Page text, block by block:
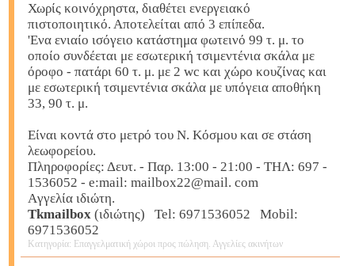
Χωρίς κοινόχρηστα, διαθέτει ενεργειακό
πιστοποιητικό. Αποτελείται από 3 επίπεδα.
'Ενα ενιαίο ισόγειο κατάστημα φωτεινό 99 τ. μ. το
οποίο συνδέεται με εσωτερική τσιμεντένια σκάλα με
όροφο - πατάρι 60 τ. μ. με 2 wc και χώρο κουζίνας και
με εσωτερική τσιμεντένια σκάλα με υπόγεια αποθήκη
33, 90 τ. μ.
Είναι κοντά στο μετρό του Ν. Κόσμου και σε στάση
λεωφορείου.
Πληροφορίες: Δευτ. - Παρ. 13:00 - 21:00 - ΤΗΛ: 697 -
1536052 - e:mail: mailbox22@mail. com
Aγγελία ιδιώτη.
Tkmailbox(ιδιώτης) Tel: 6971536052 Mobil:
6971536052
Κατηγορία: Επαγγελματική χώροι προς πώληση. Αγγελίες ακινήτων